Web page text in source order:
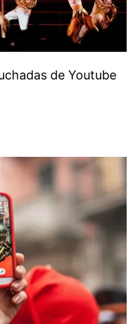
de Youtube